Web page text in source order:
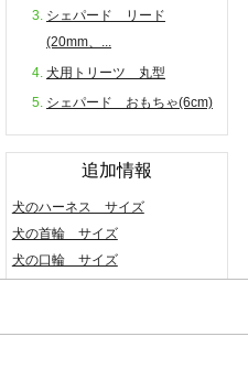
シェパード リード
(20mm、...
犬用トリーツ 丸型
シェパード おもちゃ(6cm)
追加情報
犬のハーネス サイズ
犬の首輪 サイズ
犬の口輪 サイズ